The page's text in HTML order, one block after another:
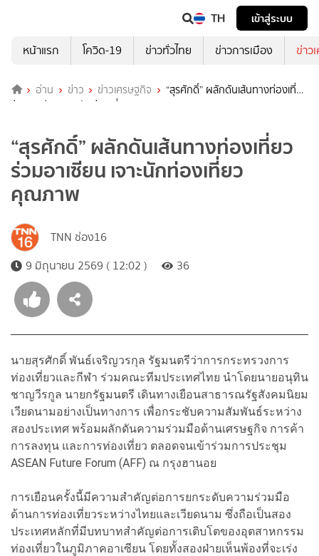
TH
เข้าสู่ระบบ
หน้าแรก
โควิด-19 ข่าวทั่วไทย ข่าวการเมือง ข่าว
อ่าน ข่าว ข่าวเศรษฐกิจ
“สุรศักดิ์” ผลักดันเส้นทางท่องเที่ยว
ร่วมอาเซียน เจาะนักท่องเที่ยวคุณภาพ
“สุรศักดิ์” ผลักดันเส้นทางท่องเที่ยว
ร่วมอาเซียน เจาะนักท่องเที่ยว
คุณภาพ
TNN ช่อง16
9 มิถุนายน 2569 ( 12:02 )
36
นายสุรศักดิ์ พันธ์เจริญวรกุล รัฐมนตรีว่าการกระทรวงการ
ท่องเที่ยวและกีฬา ร่วมคณะทีมประเทศไทย นำโดยนายอนุทิน
ชาญวีรกูล นายกรัฐมนตรี เดินทางเยือนสาธารณรัฐสังคมนิยม
เวียดนามอย่างเป็นทางการ เพื่อกระชับความสัมพันธ์ระหว่าง
สองประเทศ พร้อมผลักดันความร่วมมือด้านเศรษฐกิจ การค้า
การลงทุน และการท่องเที่ยว ตลอดจนเข้าร่วมการประชุม
ASEAN Future Forum (AFF) ณ กรุงฮานอย
การเยือนครั้งนี้มีความสำคัญต่อการยกระดับความร่วมมือ
ด้านการท่องเที่ยวระหว่างไทยและเวียดนาม ซึ่งถือเป็นสอง
ประเทศหลักที่มีบทบาทสำคัญต่อการเติบโตของอุตสาหกรรม
ท่องเที่ยวในภูมิภาคอาเซียน โดยทั้งสองฝ่ายเห็นพ้องที่จะเร่ง